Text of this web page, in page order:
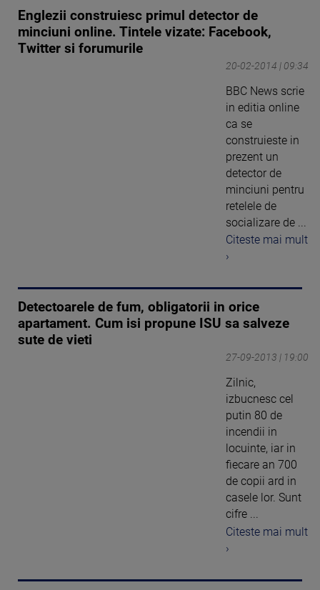
Englezii construiesc primul detector de
minciuni online. Tintele vizate: Facebook,
Twitter si forumurile
20-02-2014 | 09:34
BBC News scrie
in editia online
ca se
construieste in
prezent un
detector de
minciuni pentru
retelele de
socializare de ...
Citeste mai mult
›
Detectoarele de fum, obligatorii in orice
apartament. Cum isi propune ISU sa salveze
sute de vieti
27-09-2013 | 19:00
Zilnic,
izbucnesc cel
putin 80 de
incendii in
locuinte, iar in
fiecare an 700
de copii ard in
casele lor. Sunt
cifre ...
Citeste mai mult
›